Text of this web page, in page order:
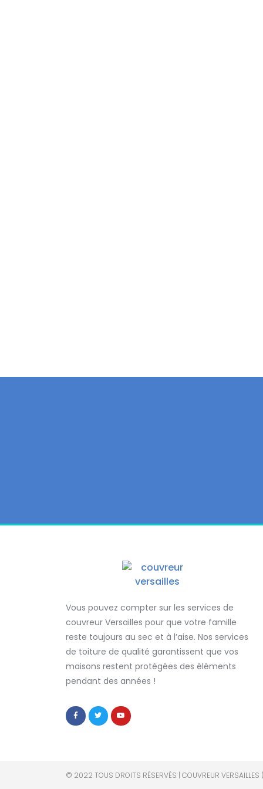
Vous pouvez compter sur les services de
couvreur Versailles pour que votre famille
reste toujours au sec et à l’aise. Nos services
de toiture de qualité garantissent que vos
maisons restent protégées des éléments
pendant des années !
© 2022 TOUS DROITS RÉSERVÉS | COUVREUR